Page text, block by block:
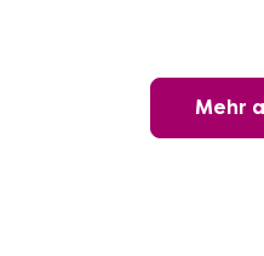
Wunderschöner
Mehr